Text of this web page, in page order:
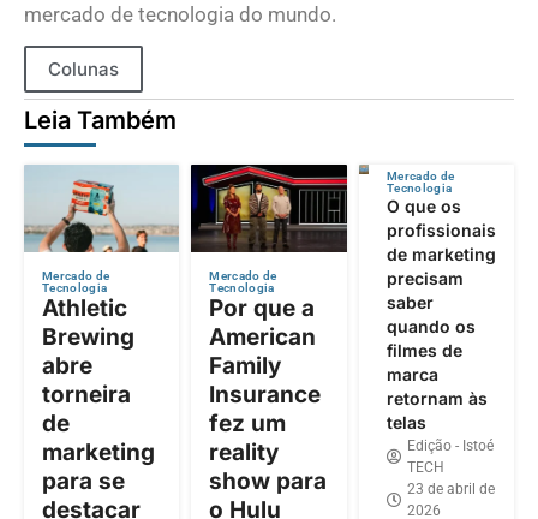
mercado de tecnologia do mundo.
Colunas
Leia Também
Mercado de
Tecnologia
Athletic
Brewing
abre
torneira
de
marketing
para se
destacar
Mercado de
Tecnologia
Por que a
American
Family
Insurance
fez um
reality
show para
o Hulu
Mercado de
Tecnologia
O que os
profissionais
de marketing
precisam
saber
quando os
filmes de
marca
retornam às
telas
Edição - Istoé
TECH
23 de abril de
2026